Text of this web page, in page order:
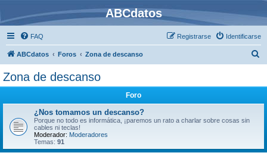
ABCdatos
FAQ Identificarse
Registrarse
ABCdatos Foros Zona de descanso
Zona de descanso
Foro
¿Nos tomamos un descanso?
Porque no todo es informática, ¡paremos un rato a charlar sobre cosas sin
cables ni teclas!
Moderador: Moderadores
Temas: 91